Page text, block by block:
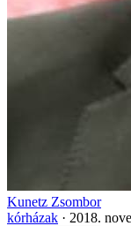
Kunetz Zsombor
kórházak · 2018.